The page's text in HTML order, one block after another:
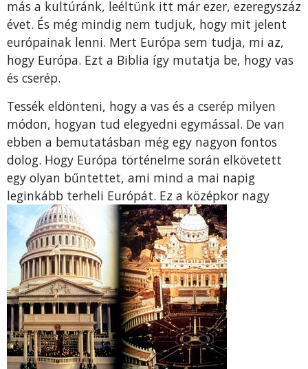
más a kultúránk, leéltünk itt már ezer, ezeregyszáz
évet. És még mindig nem tudjuk, hogy mit jelent
európainak lenni. Mert Európa sem tudja, mi az,
hogy Európa. Ezt a Biblia így mutatja be, hogy vas
és cserép.
Tessék eldönteni, hogy a vas és a cserép milyen
módon, hogyan tud elegyedni egymással. De van
ebben a bemutatásban még egy nagyon fontos
dolog. Hogy Európa történelme során elkövetett
egy olyan bűntettet, ami mind a mai napig
leginkább terheli Európát. Ez a középkor nagy